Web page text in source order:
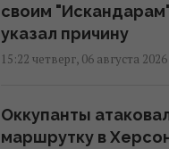
своим
указал причину
15:22 четверг, 06 августа 2026
Оккупанты
маршрутку в